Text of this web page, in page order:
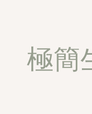
極簡